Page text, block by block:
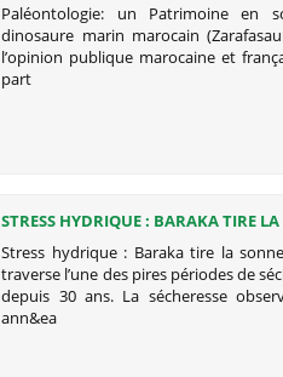
Paléontologie: un Patrimoine en
dinosaure marin marocain
l’opinion publique marocaine et
part
STRESS HYDRIQUE : BARAKA TIRE
Stress hydrique : Baraka tire la
traverse l’une des pires périodes de
depuis 30 ans. La sécheresse
ann&ea